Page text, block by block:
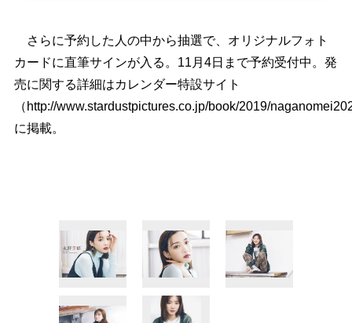
さらに予約した人の中から抽選で、オリジナルフォト
カードに直筆サインが入る。11月4日まで予約受付中。発
売に関する詳細はカレンダー特設サイト
（http://www.stardustpictures.co.jp/book/2019/
に掲載。